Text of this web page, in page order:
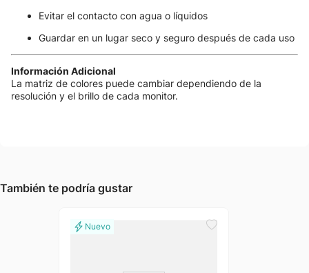
Evitar el contacto con agua o líquidos
Guardar en un lugar seco y seguro después de cada uso
Información Adicional
La matriz de colores puede cambiar dependiendo de la
resolución y el brillo de cada monitor.
También te podría gustar